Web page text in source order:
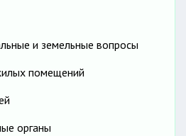
и земельные вопросы
помещений
органы